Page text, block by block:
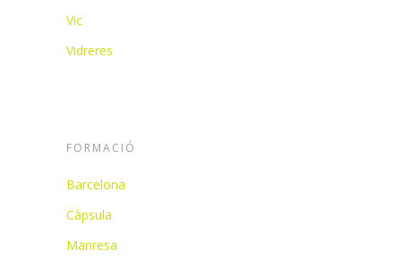
Vic
Vidreres
FORMACIÓ
Barcelona
Càpsula
Manresa